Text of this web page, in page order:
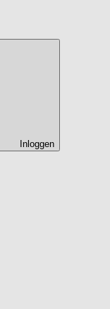
Inloggen